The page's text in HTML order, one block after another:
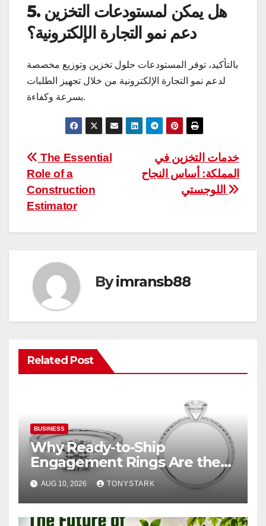
5. هل يمكن لمستودعات التخزين
دعم نمو التجارة الإلكترونية؟
بالتأكيد، توفر المستودعات حلول تخزين وتوزيع مخصصة
لدعم نمو التجارة الإلكترونية من خلال تجهيز الطلبات
بسرعة وكفاءة.
Post
navigation
خدمات التخزين في
المملكة: أساس النجاح
The Essential
Role of a
Construction
Estimator
Byimransb88
Related Post
BUSINESS
Why Ready-to-Ship
Engagement Rings Are the
Smart Choice for Eloping
Couples
AUG 10, 2026 TONYSTARK